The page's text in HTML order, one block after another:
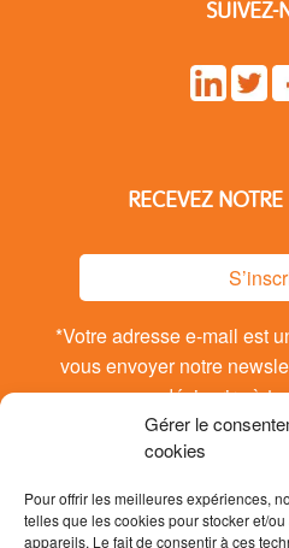
Gérer le
cookies
Pour offrir les meilleures expériences,
telles que les cookies pour stocker et/
appareils. Le fait de consentir à ces
SUIVEZ-
RECEVEZ
*Votre adresse e-mail est
vous envoyer notre
désinsrire à